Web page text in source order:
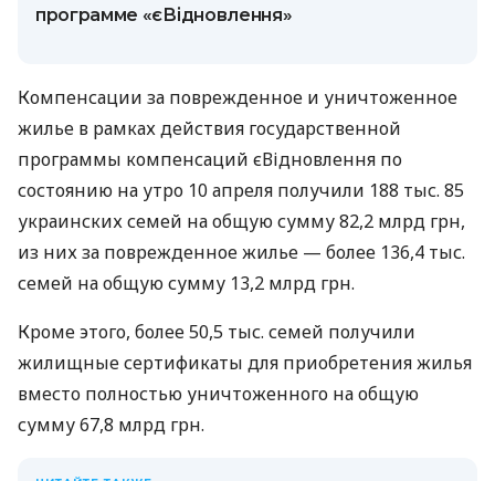
программе «єВідновлення»
Компенсации за поврежденное и уничтоженное
жилье в рамках действия государственной
программы компенсаций єВідновлення по
состоянию на утро 10 апреля получили 188 тыс. 85
украинских семей на общую сумму 82,2 млрд грн,
из них за поврежденное жилье — более 136,4 тыс.
семей на общую сумму 13,2 млрд грн.
Кроме этого, более 50,5 тыс. семей получили
жилищные сертификаты для приобретения жилья
вместо полностью уничтоженного на общую
сумму 67,8 млрд грн.